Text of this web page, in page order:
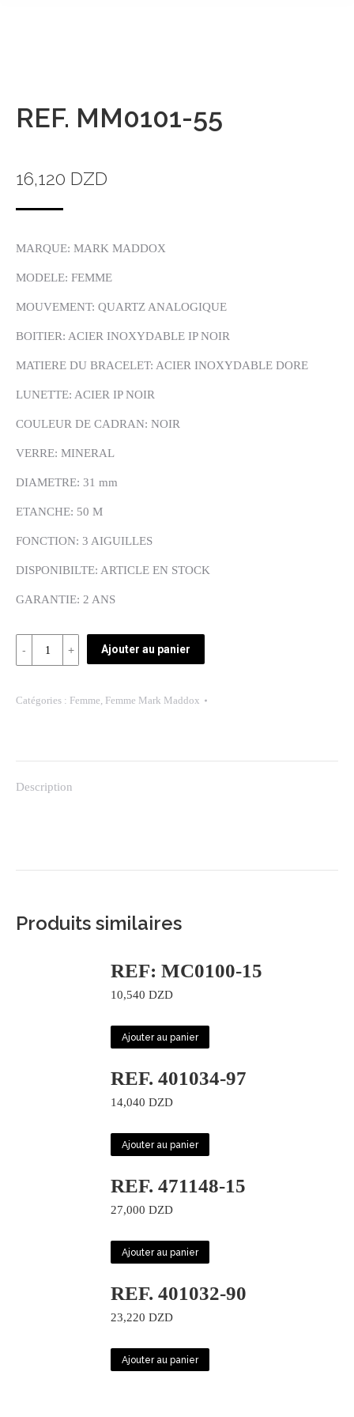
REF. MM0101-55
16,120 DZD
MARQUE: MARK MADDOX
MODELE: FEMME
MOUVEMENT: QUARTZ ANALOGIQUE
BOITIER: ACIER INOXYDABLE IP NOIR
MATIERE DU BRACELET: ACIER INOXYDABLE DORE
LUNETTE: ACIER IP NOIR
COULEUR DE CADRAN: NOIR
VERRE: MINERAL
DIAMETRE: 31 mm
ETANCHE: 50 M
FONCTION: 3 AIGUILLES
DISPONIBILTE: ARTICLE EN STOCK
GARANTIE: 2 ANS
Quantité
REF.
55
Ajouter au panier
Catégories : Femme, Femme Mark Maddox
Description
Produits similaires
REF: MC0100-15
10,540 DZD
Ajouter au panier
REF. 401034-97
14,040 DZD
Ajouter au panier
REF. 471148-15
27,000 DZD
Ajouter au panier
REF. 401032-90
23,220 DZD
Ajouter au panier